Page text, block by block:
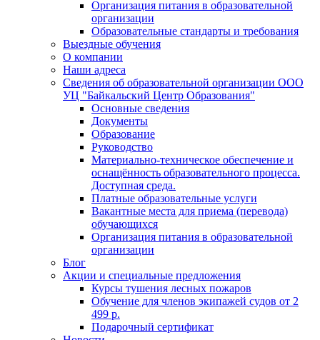
Организация питания в образовательной
организации
Образовательные стандарты и требования
Выездные обучения
О компании
Наши адреса
Сведения об образовательной организации ООО
УЦ "Байкальский Центр Образования"
Основные сведения
Документы
Образование
Руководство
Материально-техническое обеспечение и
оснащённость образовательного процесса.
Доступная среда.
Платные образовательные услуги
Вакантные места для приема (перевода)
обучающихся
Организация питания в образовательной
организации
Блог
Акции и специальные предложения
Курсы тушения лесных пожаров
Обучение для членов экипажей судов от 2
499 р.
Подарочный сертификат